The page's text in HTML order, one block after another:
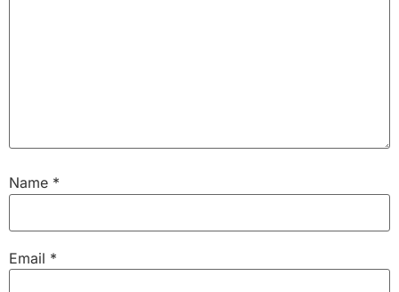
Name *
Email *